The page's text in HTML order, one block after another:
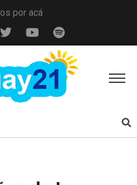
por acá